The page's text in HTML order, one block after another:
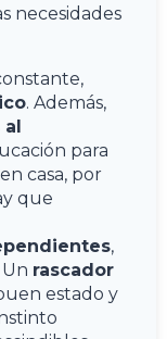
necesidades
. Además,
al
para
casa, por
que
,
rascador
estado y